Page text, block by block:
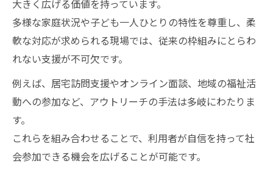
きる
放課後等デイサービスにアウトリーチ導入
の効果
支援の質向上と事業発展を同時に実現する
の鍵
支援体制強化が選ばれる事業づくりにつな
大きく広げる価値を持っています。
多様な家庭状況や子ども一人ひとりの特性を尊重し、柔
軟な対応が求められる現場では、従来の枠組みにとらわ
れない支援が不可欠です。
例えば、居宅訪問支援やオンライン面談、地域の福祉活
動への参加など、アウトリーチの手法は多岐にわたりま
す。
これらを組み合わせることで、利用者が自信を持って社
会参加できる機会を広げることが可能です。